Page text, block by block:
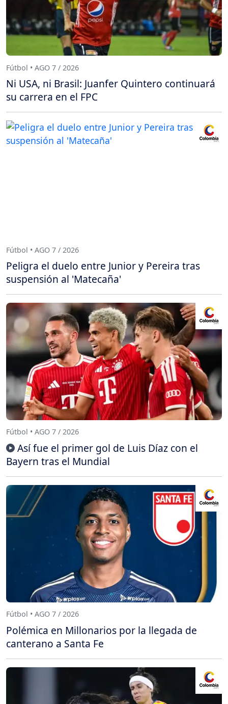
Fútbol • AGO 7 / 2026
Ni USA, ni Brasil: Juanfer Quintero continuará
su carrera en el FPC
Fútbol • AGO 7 / 2026
Peligra el duelo entre Junior y Pereira tras
suspensión al 'Matecaña'
Fútbol • AGO 7 / 2026
Así fue el primer gol de Luis Díaz con el
Bayern tras el Mundial
Fútbol • AGO 7 / 2026
Polémica en Millonarios por la llegada de
canterano a Santa Fe